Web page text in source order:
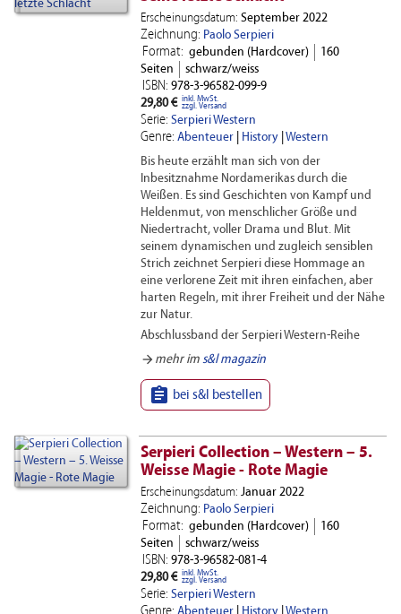
Erscheinungsdatum: September 2022
Zeichnung: Paolo Serpieri
Format: gebunden (Hardcover)
160
Seiten
schwarz/weiss
ISBN: 978-3-96582-099-9
29,80 € inkl. MwSt.
zzgl. Versand
Serie: Serpieri Western
Genre: Abenteuer| History| Western
Bis heute erzählt man sich von der
Inbesitznahme Nordamerikas durch die
Weißen. Es sind Geschichten von Kampf und
Heldenmut, von menschlicher Größe und
Niedertracht, voller Drama und Blut. Mit
seinem dynamischen und zugleich sensiblen
Strich zeichnet Serpieri diese Hommage an
eine verlorene Zeit mit ihren einfachen, aber
harten Regeln, mit ihrer Freiheit und der Nähe
zur Natur.
Abschlussband der Serpieri Western-Reihe
arrow_forward mehr im s&l magazin
 bei s&l bestellen
Serpieri Collection – Western – 5.
Weisse Magie - Rote Magie
Erscheinungsdatum: Januar 2022
Zeichnung: Paolo Serpieri
Format: gebunden (Hardcover)
160
Seiten
schwarz/weiss
ISBN: 978-3-96582-081-4
29,80 € inkl. MwSt.
zzgl. Versand
Serie: Serpieri Western
Genre: